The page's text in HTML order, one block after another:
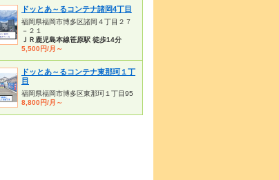
ドッとあ～るコンテナ諸岡4丁目
福岡県福岡市博多区諸岡４丁目２７
－２１
ＪＲ鹿児島本線笹原駅 徒歩14分
5,500円/月～
ドッとあ～るコンテナ東那珂１丁
目
福岡県福岡市博多区東那珂１丁目95
8,800円/月～